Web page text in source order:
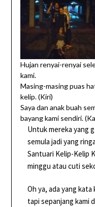
Hujan renyai-renyai
kami.
Masing-masing puas
kelip. (Kiri)
Saya dan anak buah
bayang kami sendiri.
Untuk mereka yang
semula jadi yang
Santuari Kelip-Kelip
minggu atau cuti
Oh ya, ada yang
tapi sepanjang kami